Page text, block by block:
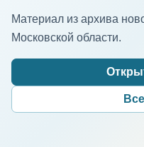
Материал из архива
Московской области.